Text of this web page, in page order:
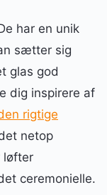
har en unik
sætter sig
glas god
dig inspirere af
rigtige
netop
løfter
ceremonielle.